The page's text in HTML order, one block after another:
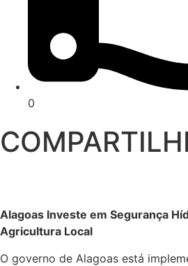
0
Alagoas Investe em Segurança
Agricultura Local
O governo de Alagoas está